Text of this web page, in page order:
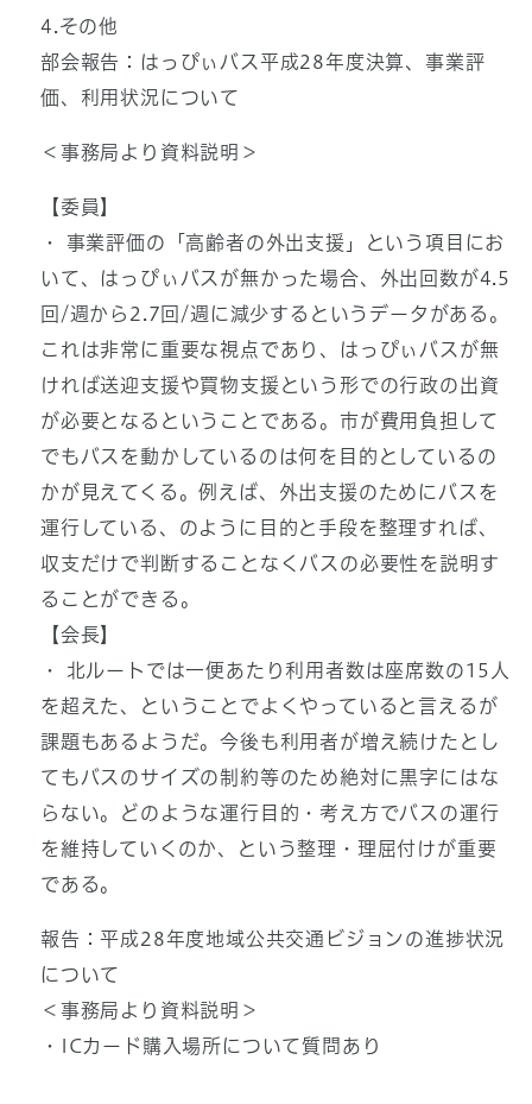
4.その他
部会報告：はっぴぃバス平成28年度決算、事業評
価、利用状況について
＜事務局より資料説明＞
【委員】
・ 事業評価の「高齢者の外出支援」という項目にお
いて、はっぴぃバスが無かった場合、外出回数が4.5
回/週から2.7回/週に減少するというデータがある。
これは非常に重要な視点であり、はっぴぃバスが無
ければ送迎支援や買物支援という形での行政の出資
が必要となるということである。市が費用負担して
でもバスを動かしているのは何を目的としているの
かが見えてくる。例えば、外出支援のためにバスを
運行している、のように目的と手段を整理すれば、
収支だけで判断することなくバスの必要性を説明す
ることができる。
【会長】
・ 北ルートでは一便あたり利用者数は座席数の15人
を超えた、ということでよくやっていると言えるが
課題もあるようだ。今後も利用者が増え続けたとし
てもバスのサイズの制約等のため絶対に黒字にはな
らない。どのような運行目的・考え方でバスの運行
を維持していくのか、という整理・理屈付けが重要
である。
報告：平成28年度地域公共交通ビジョンの進捗状況
について
＜事務局より資料説明＞
・ICカード購入場所について質問あり